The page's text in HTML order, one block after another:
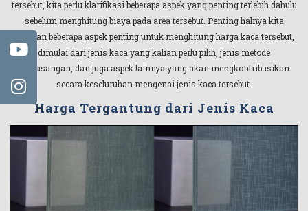
tersebut, kita perlu klarifikasi beberapa aspek yang penting terlebih dahulu
sebelum menghitung biaya pada area tersebut. Penting halnya kita
jelaskan beberapa aspek penting untuk menghitung harga kaca tersebut,
dimulai dari jenis kaca yang kalian perlu pilih, jenis metode
pemasangan, dan juga aspek lainnya yang akan mengkontribusikan
secara keseluruhan mengenai jenis kaca tersebut.
Harga Tergantung dari Jenis Kaca